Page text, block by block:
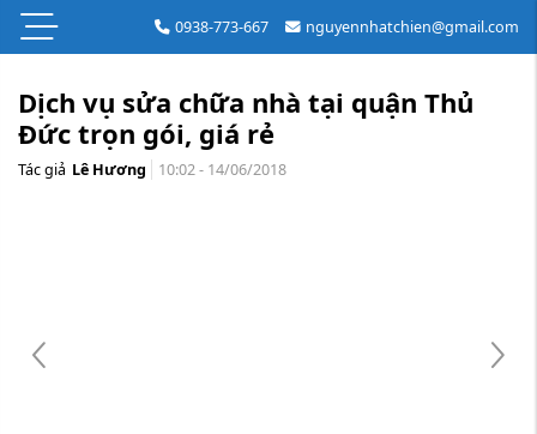
0938-773-667 nguyennhatchien@gmail.com
Dịch vụ sửa chữa nhà tại quận Thủ
Đức trọn gói, giá rẻ
Tác giả Lê Hương 10:02 - 14/06/2018